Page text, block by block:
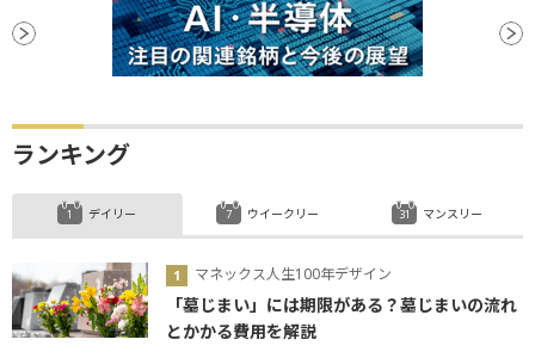
ランキング
デイリー
マネックス人生100年デザイン
「墓じまい」には期限がある？墓じまいの流れ
とかかる費用を解説
ウイークリー マンスリー